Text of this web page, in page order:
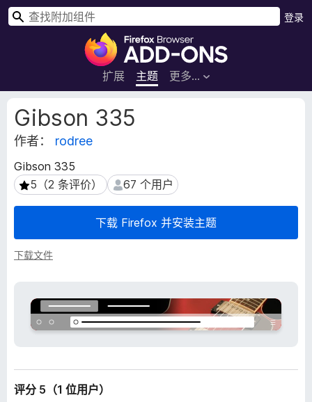
F
r
e
览
器
附
加
组
扩展 主题 更多…
登录
搜
Gibson 335
作者： rodree
Gibson 335
5（2 条评价）
5（2 条评价） 67 个用户
67 个用户
下载 Firefox 并安装主题
下载文件
扩
展
元
据
评分 5（1 位用户）